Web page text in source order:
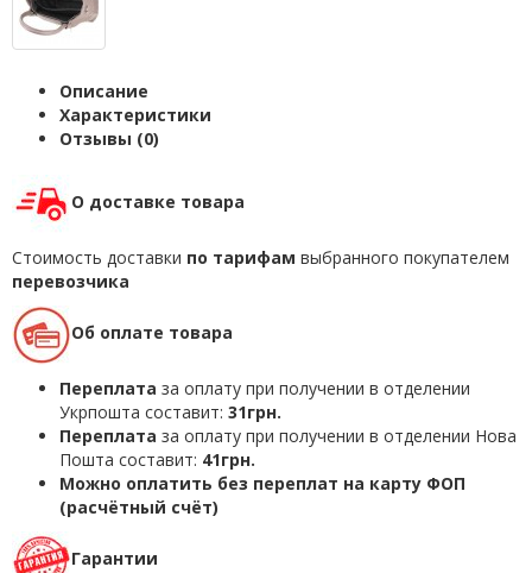
Описание
Характеристики
Отзывы (0)
О доставке товара
Стоимость доставки по тарифам выбранного покупателем
перевозчика
Об оплате товара
Переплата за оплату при получении в отделении
Укрпошта составит: 31грн.
Переплата за оплату при получении в отделении Нова
Пошта составит: 41грн.
Можно оплатить без переплат на карту ФОП
(расчётный счёт)
Гарантии